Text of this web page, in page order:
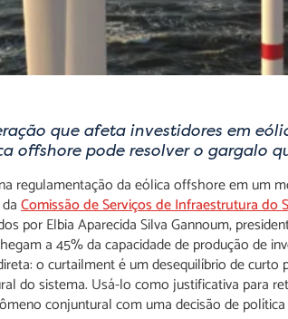
que afeta investidores em
offshore pode resolver o gargalo
regulamentação da eólica offshore em um
Comissão de Serviços de Infraestrutura do
por Elbia Aparecida Silva Gannoum,
a 45% da capacidade de produção de
o curtailment é um desequilíbrio de
do sistema. Usá-lo como justificativa para
conjuntural com uma decisão de